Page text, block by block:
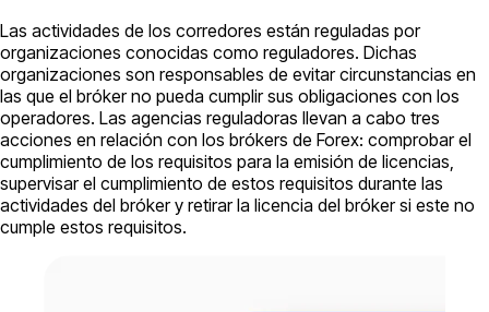
Las actividades de los corredores están reguladas por
organizaciones conocidas como reguladores. Dichas
organizaciones son responsables de evitar circunstancias en
las que el bróker no pueda cumplir sus obligaciones con los
operadores. Las agencias reguladoras llevan a cabo tres
acciones en relación con los brókers de Forex: comprobar el
cumplimiento de los requisitos para la emisión de licencias,
supervisar el cumplimiento de estos requisitos durante las
actividades del bróker y retirar la licencia del bróker si este no
cumple estos requisitos.